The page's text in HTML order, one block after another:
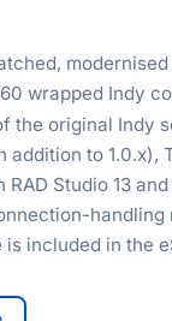
wrapped Indy
the original Indy
addition to
RAD Studio 13
included in the